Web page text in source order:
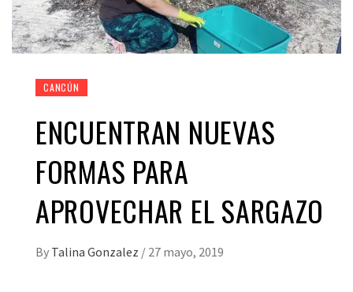
CANCÚN
ENCUENTRAN NUEVAS
FORMAS PARA
APROVECHAR EL SARGAZO
By Talina Gonzalez / 27 mayo, 2019